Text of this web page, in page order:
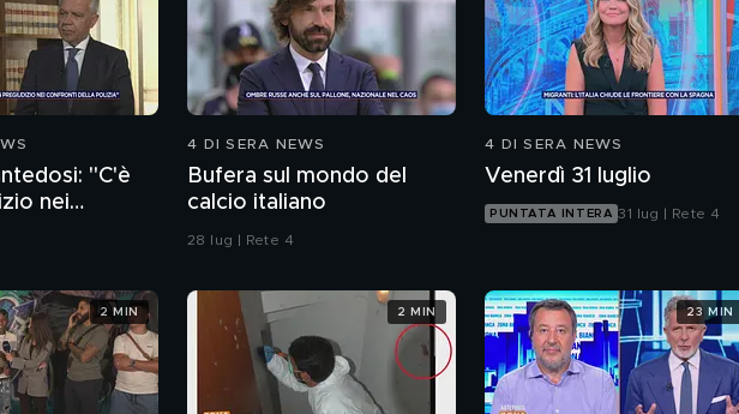
"C'è
nei
polizia"
4 DI SERA NEWS
Bufera sul mondo del
calcio italiano
28 lug | Rete 4
4 DI SERA NEWS
Venerdì 31 luglio
PUNTATA INTERA 31 lug | Rete 4
2 MIN 2 MIN 23 MIN